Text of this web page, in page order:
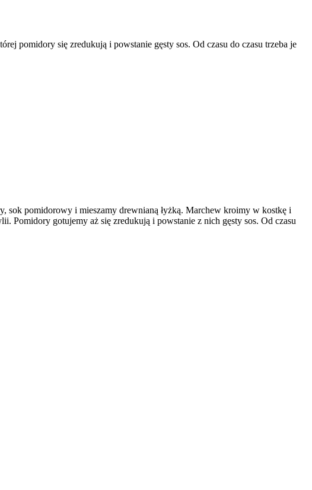
pomidory się zredukują i powstanie gęsty sos. Od czasu do czasu trzeba je
sok pomidorowy i mieszamy drewnianą łyżką. Marchew kroimy w kostkę i
Pomidory gotujemy aż się zredukują i powstanie z nich gęsty sos. Od czasu